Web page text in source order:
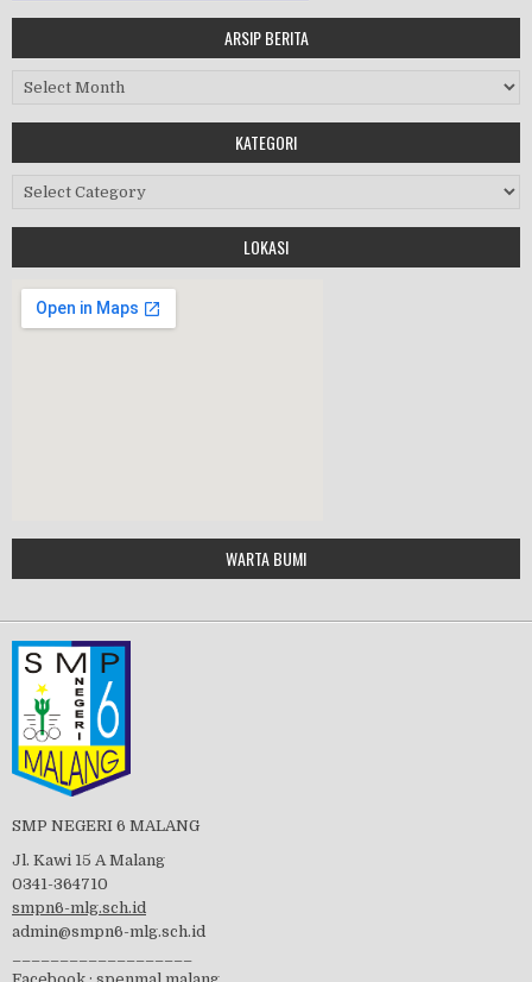
Workshop Perangkat 2019
HALAL BIHALAL
Tes Matrikulasi 2019
visitasi PPK 2019
ARSIP BERITA
Arsip Berita
KATEGORI
Kategori
LOKASI
Google Maps Generator by
embedgooglemap.net
WARTA BUMI
SMP NEGERI 6 MALANG
Jl. Kawi 15 A Malang
0341-364710
smpn6-mlg.sch.id
admin@smpn6-mlg.sch.id